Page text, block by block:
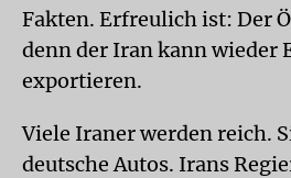
Fakten. Erfreulich ist: Der
denn der Iran kann wieder
exportieren.
Viele Iraner werden reich.
deutsche Autos. Irans